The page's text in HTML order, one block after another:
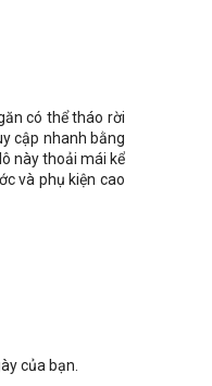
có thể tháo rời
cập nhanh bằng
này thoải mái kể
và phụ kiện cao
của bạn.